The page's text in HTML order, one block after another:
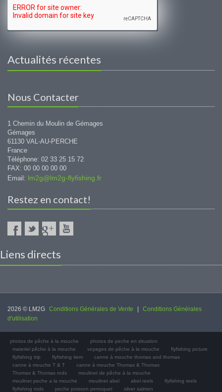
Actualités récentes
Nous Contacter
1 Chemin du Moulin de Gémages
Gémages
61130 VAL-AU-PERCHE
France
Téléphone: 02 33 25 15 72
FAX: 00 00 00 00 00
Email: lm2g@lm2g-flyfishing.fr
Restez en contact!
Liens directs
2026 © LM2G Conditions Générales de Vente
Conditions Générales
d'utilisation
photos de pêche à la mouche
photos de peche en situation
materiel pêche à la mouche
voyages de pêche à la mouche
flyfishing picture
flyfishing trip
flyfishing item
canne à mouche thomas and thomas
canne à mouche T & T
canne à mouche Thomas & Thomas
Thomas & Thomas rods
moulinet de pêche à la mouche
moulinet peche a la mouche
moulinet abel abel reels
flyfishing reels
flyfishing rods
peche poisson perroquet
silver salmon